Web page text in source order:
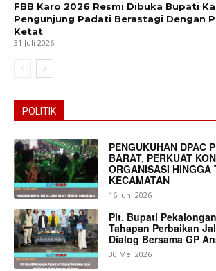
FBB Karo 2026 Resmi Dibuka Bupati
Pengunjung Padati Berastagi Dengan
Ketat
31 Juli 2026
POLITIK
PENGUKUHAN DPAC
BARAT, PERKUAT
ORGANISASI HINGGA
KECAMATAN
16 Juni 2026
Plt. Bupati
Tahapan Perbaikan
Dialog Bersama GP
30 Mei 2026